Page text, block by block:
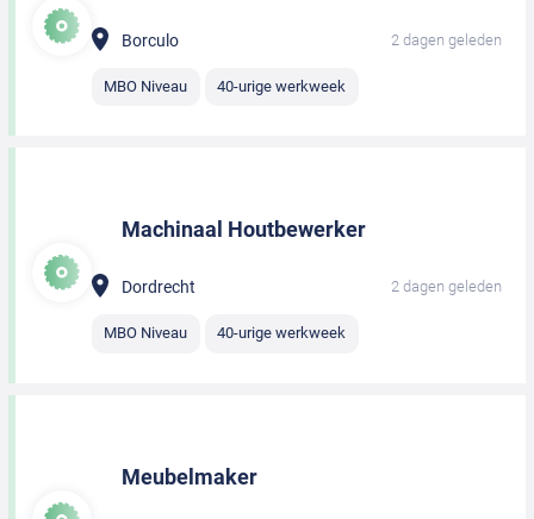
Borculo 2 dagen geleden
MBO Niveau 40-urige werkweek
Machinaal Houtbewerker
Dordrecht 2 dagen geleden
MBO Niveau 40-urige werkweek
Meubelmaker